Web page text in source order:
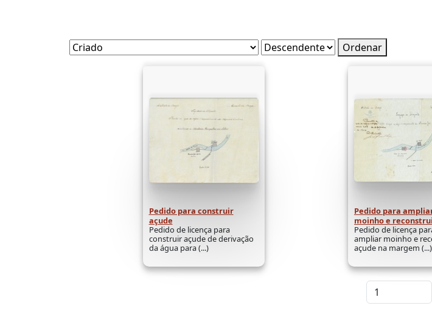
Ordenar
Pedido para construir
açude
Pedido de licença para
construir açude de derivação
da água para (...)
Pedido para
moinho e
Pedido de licença
ampliar moinho e
açude na margem (...)